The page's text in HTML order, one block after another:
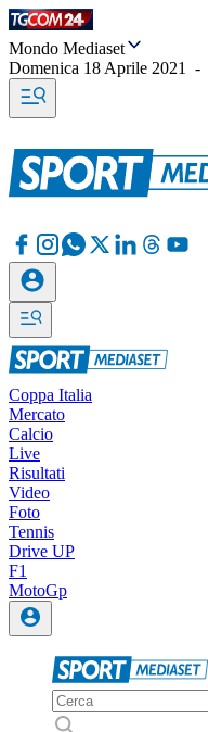
Mondo Mediaset
Domenica 18 Aprile 2021
-
Coppa Italia
Mercato
Calcio
Live
Risultati
Video
Foto
Tennis
Drive UP
F1
MotoGp